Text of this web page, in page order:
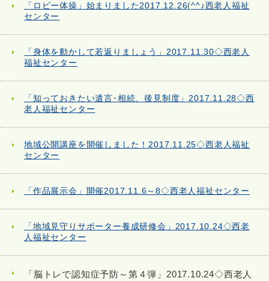
「ロビー体操」始まりました2017.12.26(^^♪西老人福祉
センター
「身体を動かして若返りましょう」2017.11.30◇西老人
福祉センター
「知っておきたい遺言･相続、後見制度」2017.11.28◇西
老人福祉センター
地域公開講座を開催しました！2017.11.25◇西老人福祉
センター
「作品展示会」開催2017.11.6～8◇西老人福祉センター
「地域見守りサポーター養成研修会」2017.10.24◇西老
人福祉センター
「脳トレで認知症予防～第４弾」2017.10.24◇西老人